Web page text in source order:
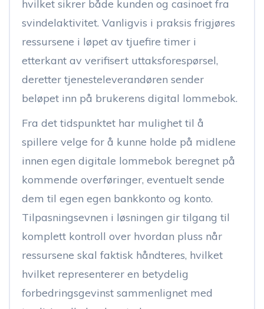
hvilket sikrer både kunden og casinoet fra
svindelaktivitet. Vanligvis i praksis frigjøres
ressursene i løpet av tjuefire timer i
etterkant av verifisert uttaksforespørsel,
deretter tjenesteleverandøren sender
beløpet inn på brukerens digital lommebok.
Fra det tidspunktet har mulighet til å
spillere velge for å kunne holde på midlene
innen egen digitale lommebok beregnet på
kommende overføringer, eventuelt sende
dem til egen egen bankkonto og konto.
Tilpasningsevnen i løsningen gir tilgang til
komplett kontroll over hvordan pluss når
ressursene skal faktisk håndteres, hvilket
hvilket representerer en betydelig
forbedringsgevinst sammenlignet med